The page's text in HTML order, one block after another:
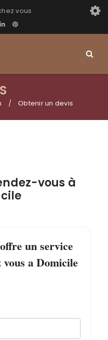
vous
/ Obtenir un devis
vous à